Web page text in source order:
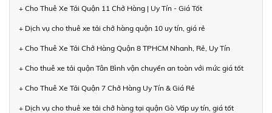
+ Cho Thuê Xe Tải Quận 11 Chở Hàng | Uy Tín - Giá Tốt
+ Dịch vụ cho thuê xe tải chở hàng quận 10 uy tín, giá rẻ
+ Cho Thuê Xe Tải Chở Hàng Quận 8 TPHCM Nhanh, Rẻ, Uy Tín
+ Cho thuê xe tải quận Tân Bình vận chuyển an toàn với mức giá tốt
+ Cho Thuê Xe Tải Quận 7 Chở Hàng Uy Tín & Giá Rẻ
+ Dịch vụ cho thuê xe tải chở hàng tại quận Gò Vấp uy tín, giá tốt